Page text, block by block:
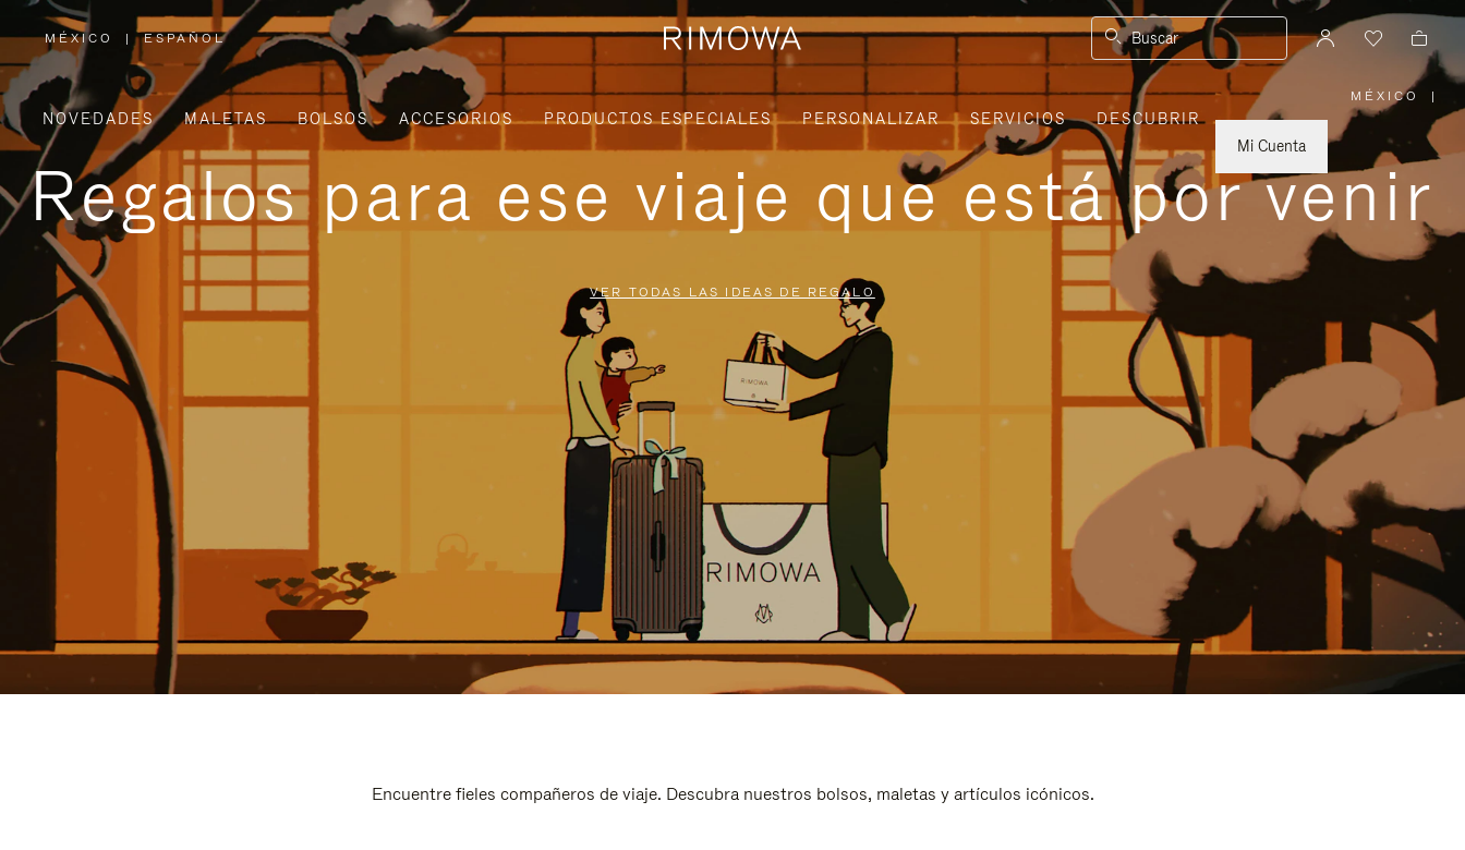
MÉXICO
,
ELIGE
LA
UBICACIÓN
| ESPAÑOL Buscar
NOVEDADES MALETAS BOLSOS ACCESORIOS PRODUCTOS ESPECIALES PERSONALIZAR SERVICIOS
DESCUBRIR
Mi Cuenta
MÉXICO
,
ELIGE
|
Regalos para ese viaje que está por venir
VER TODAS LAS IDEAS DE REGALO
Encuentre fieles compañeros de viaje. Descubra nuestros bolsos, maletas y artículos icónicos.